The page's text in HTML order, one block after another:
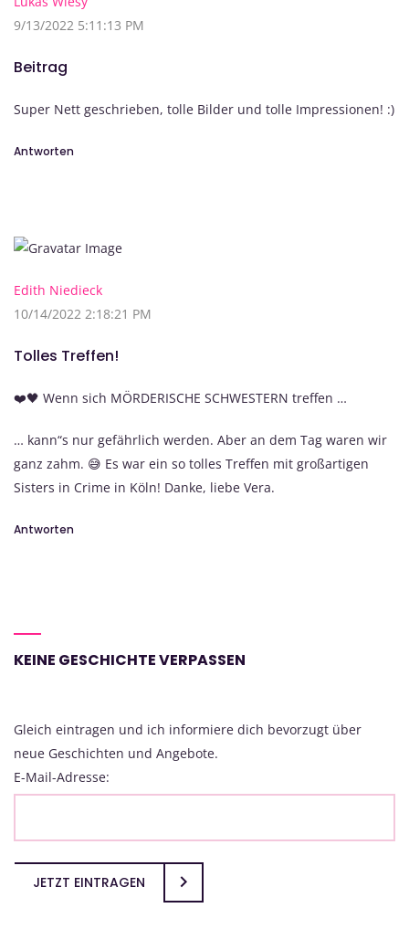
9/13/2022 5:11:13 PM
Beitrag
Super Nett geschrieben, tolle Bilder und tolle Impressionen! :)
Antworten
Edith Niedieck
10/14/2022 2:18:21 PM
Tolles Treffen!
❤️🖤 Wenn sich MÖRDERISCHE SCHWESTERN treffen …
… kann“s nur gefährlich werden. Aber an dem Tag waren wir
ganz zahm. 😅 Es war ein so tolles Treffen mit großartigen
Sisters in Crime in Köln! Danke, liebe Vera.
Antworten
KEINE GESCHICHTE VERPASSEN
Gleich eintragen und ich informiere dich bevorzugt über
neue Geschichten und Angebote.
E-Mail-Adresse:
JETZT EINTRAGEN